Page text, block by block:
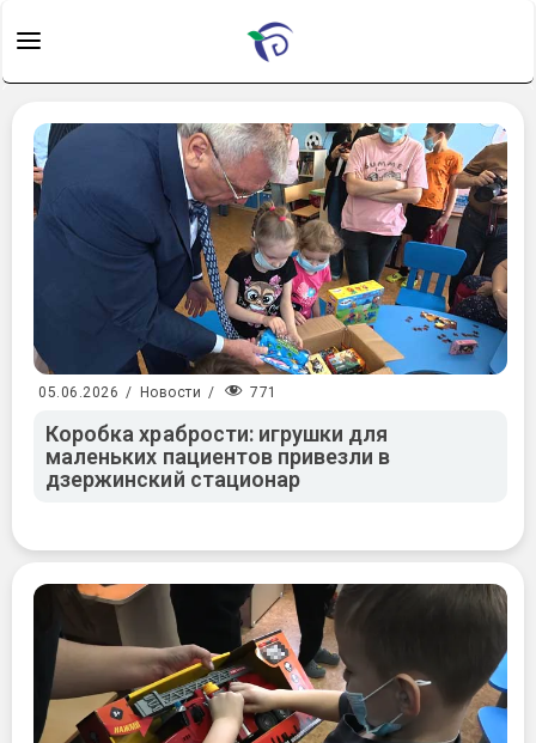
05.06.2026 / Новости / 771
Коробка храбрости: игрушки для
маленьких пациентов привезли в
дзержинский стационар